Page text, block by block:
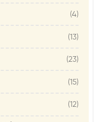
(4)
(13)
(23)
(15)
(12)